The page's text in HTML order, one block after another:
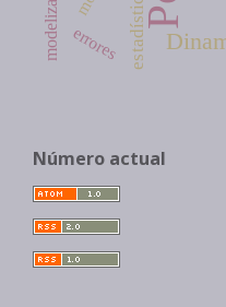
estadística
errores
Número actual